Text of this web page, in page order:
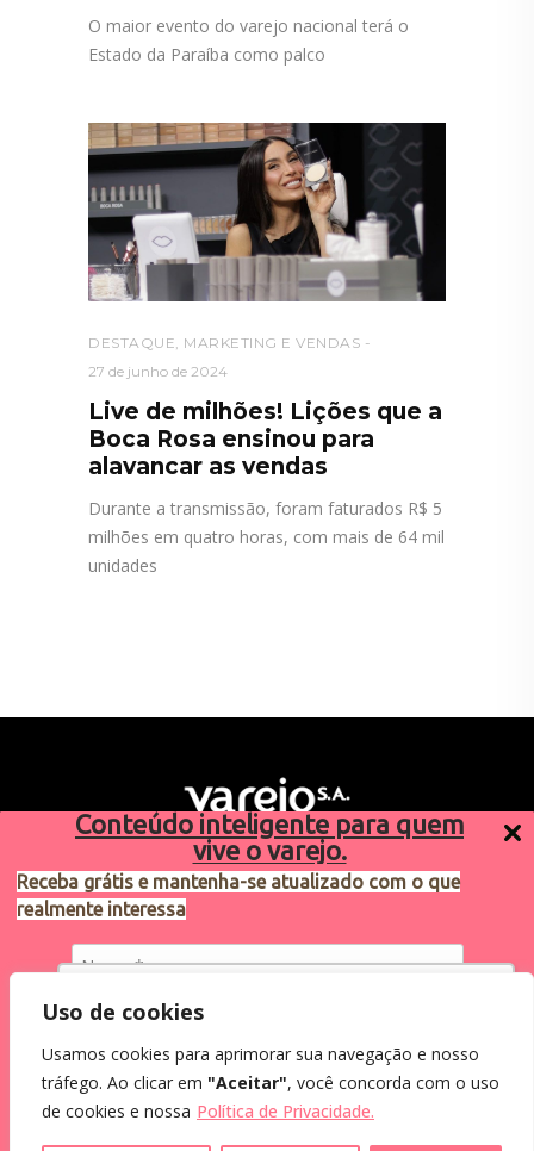
Conteúdo inteligente para quem
vive o varejo.
Receba grátis e mantenha-se atualizado com o que
realmente interessa
Eu concordo em receber comunicações.
Ao informar meus dados, eu concordo com a
Utilizamos cookies para oferecer melhor
como você interage em nosso site e
personalizar conteúdo.
Uso de cookies
Usamos cookies para aprimorar sua navegação e nosso
tráfego. Ao clicar em "Aceitar", você concorda com o uso
de cookies e nossa Política de Privacidade.
O maior evento do varejo nacional terá o
Estado da Paraíba como palco
DESTAQUE, MARKETING E VENDAS
27 de junho de 2024
Live de milhões! Lições que a
Boca Rosa ensinou para
alavancar as vendas
Durante a transmissão, foram faturados R$ 5
milhões em quatro horas, com mais de 64 mil
unidades
Sugestões de pauta
2024®. Todos os direitos reservados.